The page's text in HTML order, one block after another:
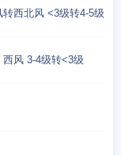
转西北风 <3级转4-5级
西风 3-4级转<3级